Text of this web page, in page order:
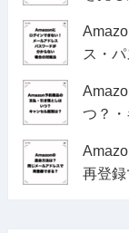
ス・
つ？・
再登録